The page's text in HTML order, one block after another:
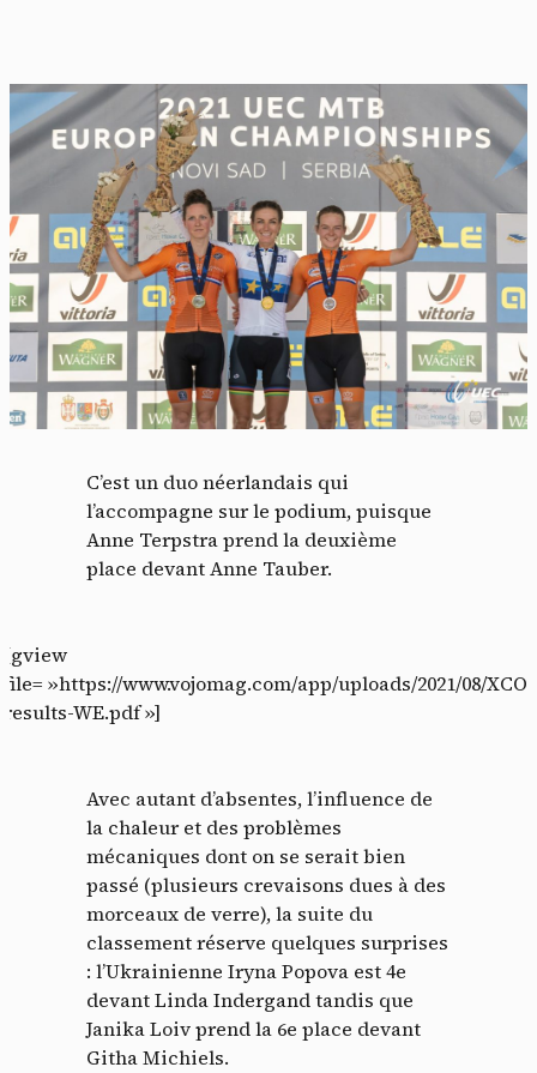
C’est un duo néerlandais qui
l’accompagne sur le podium, puisque
Anne Terpstra prend la deuxième
place devant Anne Tauber.
[gview
file= »https://www.vojomag.com/app/uploads/2021/08/XCO-
results-WE.pdf »]
Avec autant d’absentes, l’influence de
la chaleur et des problèmes
mécaniques dont on se serait bien
passé (plusieurs crevaisons dues à des
morceaux de verre), la suite du
classement réserve quelques surprises
: l’Ukrainienne Iryna Popova est 4e
devant Linda Indergand tandis que
Janika Loiv prend la 6e place devant
Githa Michiels.